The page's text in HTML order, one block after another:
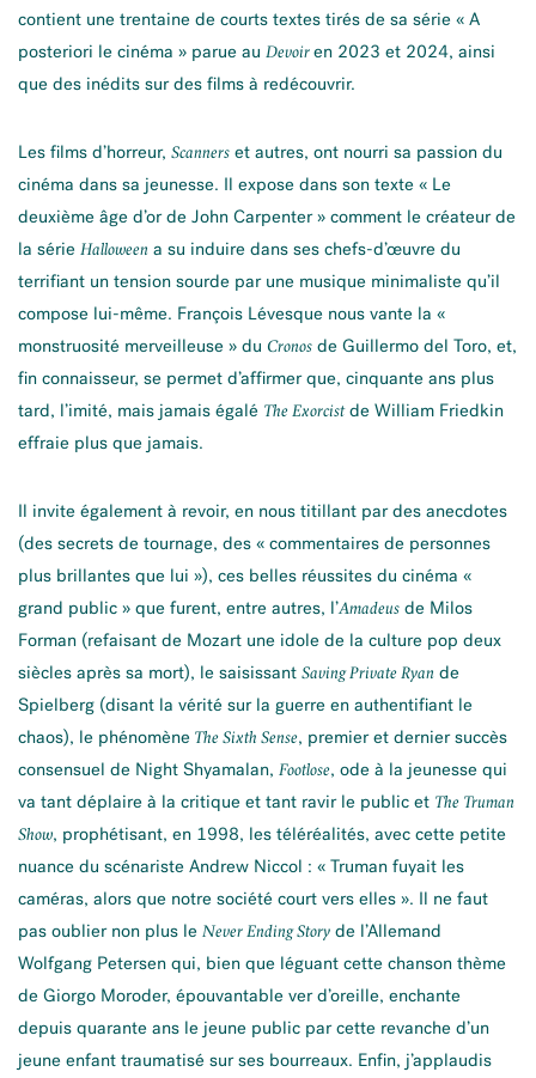
contient une trentaine de courts textes tirés de sa série « A
posteriori le cinéma » parue au Devoiren 2023 et 2024, ainsi
que des inédits sur des films à redécouvrir.
Les films d’horreur, Scanners et autres, ont nourri sa passion du
cinéma dans sa jeunesse. Il expose dans son texte « Le
deuxième âge d’or de John Carpenter » comment le créateur de
la série Halloween a su induire dans ses chefs-d’œuvre du
terrifiant un tension sourde par une musique minimaliste qu’il
compose lui-même. François Lévesque nous vante la «
monstruosité merveilleuse » du Cronos de Guillermo del Toro, et,
fin connaisseur, se permet d’affirmer que, cinquante ans plus
tard, l’imité, mais jamais égalé The Exorcistde William Friedkin
effraie plus que jamais.
Il invite également à revoir, en nous titillant par des anecdotes
(des secrets de tournage, des « commentaires de personnes
plus brillantes que lui »), ces belles réussites du cinéma «
grand public » que furent, entre autres, l’Amadeus de Milos
Forman (refaisant de Mozart une idole de la culture pop deux
siècles après sa mort), le saisissant Saving Private Ryan de
Spielberg (disant la vérité sur la guerre en authentifiant le
chaos), le phénomène The Sixth Sense, premier et dernier succès
consensuel de Night Shyamalan, Footlose, ode à la jeunesse qui
va tant déplaire à la critique et tant ravir le public et The Truman
Show, prophétisant, en 1998, les téléréalités, avec cette petite
nuance du scénariste Andrew Niccol : « Truman fuyait les
caméras, alors que notre société court vers elles ». Il ne faut
pas oublier non plus le Never Ending Story de l’Allemand
Wolfgang Petersen qui, bien que léguant cette chanson thème
de Giorgo Moroder, épouvantable ver d’oreille, enchante
depuis quarante ans le jeune public par cette revanche d’un
jeune enfant traumatisé sur ses bourreaux. Enfin, j’applaudis